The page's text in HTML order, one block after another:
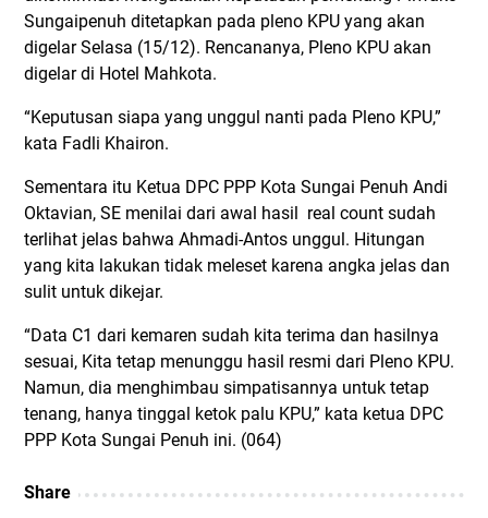
Sungaipenuh ditetapkan pada pleno KPU yang akan
digelar Selasa (15/12). Rencananya, Pleno KPU akan
digelar di Hotel Mahkota.
“Keputusan siapa yang unggul nanti pada Pleno KPU,”
kata Fadli Khairon.
Sementara itu Ketua DPC PPP Kota Sungai Penuh Andi
Oktavian, SE menilai dari awal hasil real count sudah
terlihat jelas bahwa Ahmadi-Antos unggul. Hitungan
yang kita lakukan tidak meleset karena angka jelas dan
sulit untuk dikejar.
“Data C1 dari kemaren sudah kita terima dan hasilnya
sesuai, Kita tetap menunggu hasil resmi dari Pleno KPU.
Namun, dia menghimbau simpatisannya untuk tetap
tenang, hanya tinggal ketok palu KPU,” kata ketua DPC
PPP Kota Sungai Penuh ini. (064)
Share